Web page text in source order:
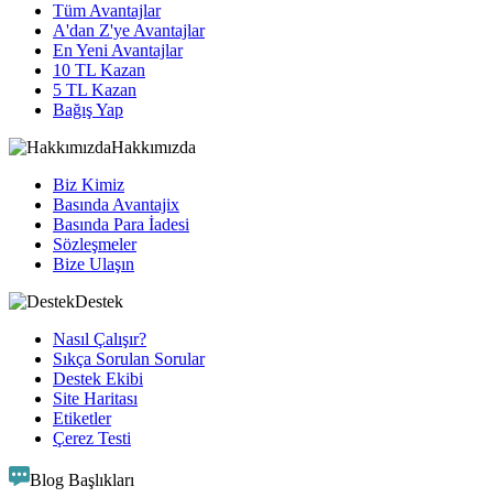
Tüm Avantajlar
A'dan Z'ye Avantajlar
En Yeni Avantajlar
10 TL Kazan
5 TL Kazan
Bağış Yap
Hakkımızda
Biz Kimiz
Basında Avantajix
Basında Para İadesi
Sözleşmeler
Bize Ulaşın
Destek
Nasıl Çalışır?
Sıkça Sorulan Sorular
Destek Ekibi
Site Haritası
Etiketler
Çerez Testi
Blog Başlıkları